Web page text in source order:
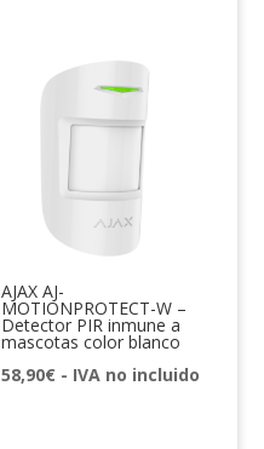
AJAX AJ-
MOTIONPROTECT-W –
Detector PIR inmune a
mascotas color blanco
58,90€ - IVA no incluido